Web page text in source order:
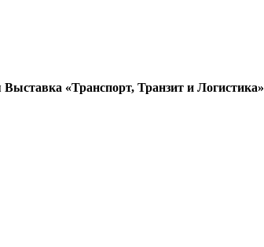
«Транспорт, Транзит и Логистика»